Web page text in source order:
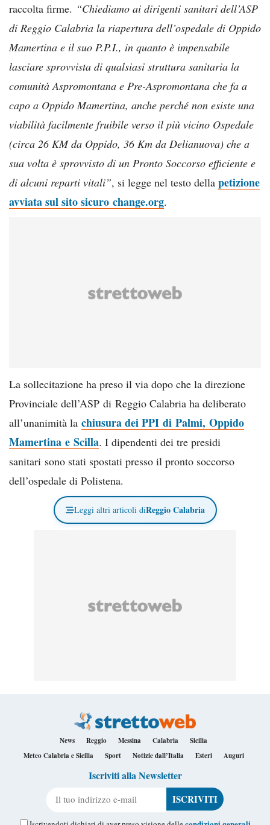
raccolta firme. “Chiediamo ai dirigenti sanitari dell’ASP
di Reggio Calabria la riapertura dell’ospedale di Oppido
Mamertina e il suo P.P.I., in quanto è impensabile
lasciare sprovvista di qualsiasi struttura sanitaria la
comunità Aspromontana e Pre-Aspromontana che fa a
capo a Oppido Mamertina, anche perché non esiste una
viabilità facilmente fruibile verso il più vicino Ospedale
(circa 26 KM da Oppido, 36 Km da Delianuova) che a
sua volta è sprovvisto di un Pronto Soccorso efficiente e
di alcuni reparti vitali”, si legge nel testo della petizione
avviata sul sito sicuro change.org.
La sollecitazione ha preso il via dopo che la direzione
Provinciale dell’ASP di Reggio Calabria ha deliberato
all’unanimità la chiusura dei PPI di Palmi, Oppido
Mamertina e Scilla. I dipendenti dei tre presidi
sanitari sono stati spostati presso il pronto soccorso
dell’ospedale di Polistena.
Leggi altri articoli diReggio Calabria
News Reggio Messina Calabria
Sicilia
Meteo Calabria e Sicilia
Sport Notizie dall’Italia Esteri Auguri
Iscriviti alla Newsletter